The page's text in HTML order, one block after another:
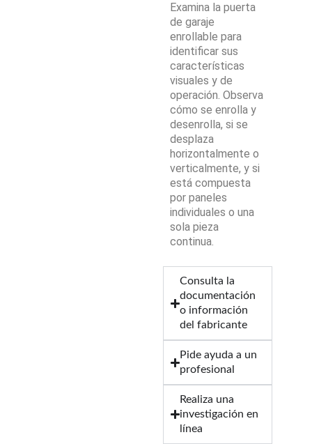
Examina la puerta
de garaje
enrollable para
identificar sus
características
visuales y de
operación. Observa
cómo se enrolla y
desenrolla, si se
desplaza
horizontalmente o
verticalmente, y si
está compuesta
por paneles
individuales o una
sola pieza
continua.
Consulta la
documentación
o información
del fabricante
Pide ayuda a un
profesional
Realiza una
investigación en
línea